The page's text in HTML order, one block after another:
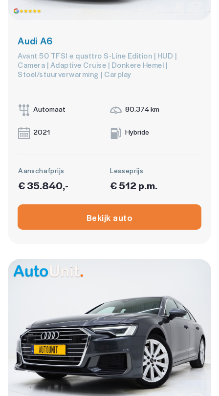
Audi A6
Avant 50 TFSI e quattro S-Line Edition | HUD |
Camera | Adaptive Cruise | Donkere Hemel |
Stoel/stuurverwarming | Carplay
Automaat 80.374 km
2021 Hybride
Aanschafprijs
€ 35.840,-
Leaseprijs
€ 512 p.m.
Bekijk auto